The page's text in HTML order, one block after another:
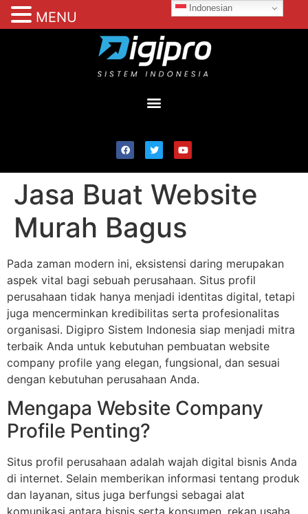
Jasa Buat Website
Murah Bagus
Pada zaman modern ini, eksistensi daring merupakan
aspek vital bagi sebuah perusahaan. Situs profil
perusahaan tidak hanya menjadi identitas digital, tetapi
juga mencerminkan kredibilitas serta profesionalitas
organisasi. Digipro Sistem Indonesia siap menjadi mitra
terbaik Anda untuk kebutuhan pembuatan website
company profile yang elegan, fungsional, dan sesuai
dengan kebutuhan perusahaan Anda.
Mengapa Website Company
Profile Penting?
Situs profil perusahaan adalah wajah digital bisnis Anda
di internet. Selain memberikan informasi tentang produk
dan layanan, situs juga berfungsi sebagai alat
Indonesian
MENU